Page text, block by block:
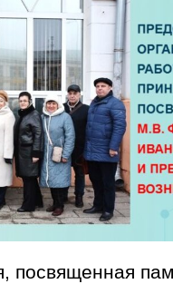
посвященная